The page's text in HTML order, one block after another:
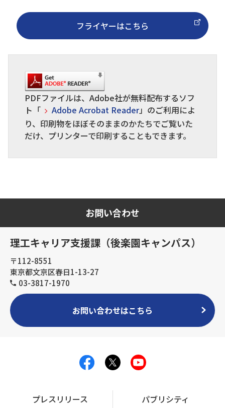
フライヤーはこちら
PDFファイルは、Adobe社が無料配布するソフ
ト「
Adobe Acrobat Reader」のご利用によ
り、印刷物をほぼそのままのかたちでご覧いた
だけ、プリンターで印刷することもできます。
お問い合わせ
理工キャリア支援課（後楽園キャンパス）
〒112-8551
東京都文京区春日1-13-27
03-3817-1970
お問い合わせはこちら
プレスリリース パブリシティ